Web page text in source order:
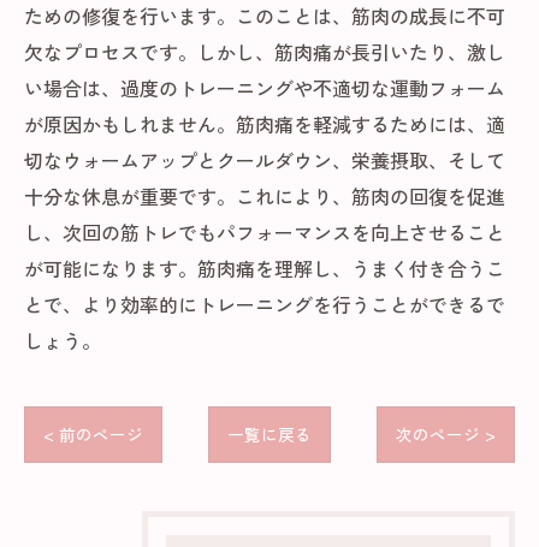
ための修復を行います。このことは、筋肉の成長に不可
欠なプロセスです。しかし、筋肉痛が長引いたり、激し
い場合は、過度のトレーニングや不適切な運動フォーム
が原因かもしれません。筋肉痛を軽減するためには、適
切なウォームアップとクールダウン、栄養摂取、そして
十分な休息が重要です。これにより、筋肉の回復を促進
し、次回の筋トレでもパフォーマンスを向上させること
が可能になります。筋肉痛を理解し、うまく付き合うこ
とで、より効率的にトレーニングを行うことができるで
しょう。
< 前のページ 一覧に戻る 次のページ >